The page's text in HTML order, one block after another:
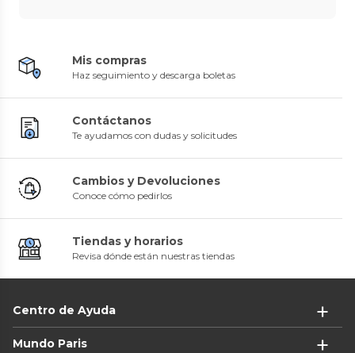
Mis compras
Haz seguimiento y descarga boletas
Contáctanos
Te ayudamos con dudas y solicitudes
Cambios y Devoluciones
Conoce cómo pedirlos
Tiendas y horarios
Revisa dónde están nuestras tiendas
Centro de Ayuda
Mundo Paris